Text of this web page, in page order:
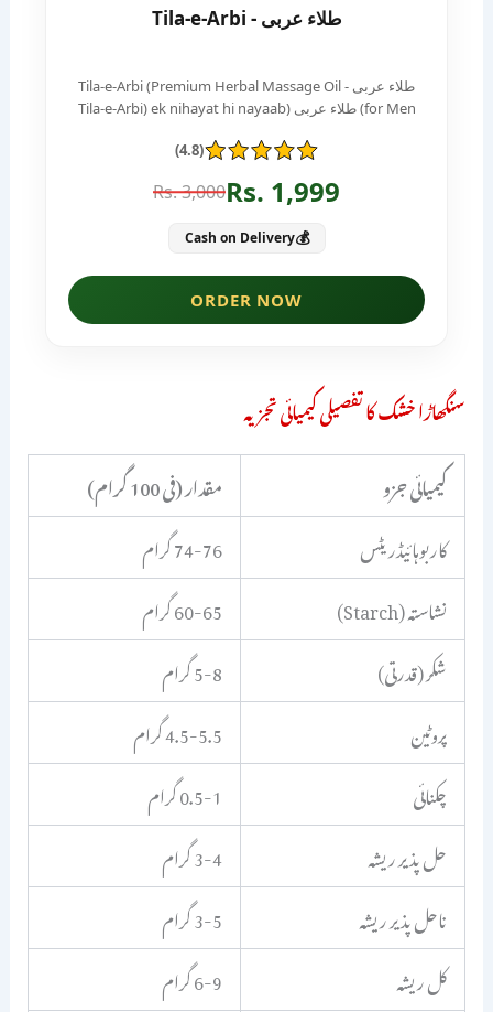
سنگھاڑا خشک کا تفصیلی کیمیائی تجزیہ
کیمیائی جزو
مقدار (فی 100 گرام)
کاربوہائیڈریٹس
74-76 گرام
نشاستہ (Starch)
60-65 گرام
شکر (قدرتی)
5-8 گرام
پروٹین
4.5-5.5 گرام
چکنائی
0.5-1 گرام
حل پذیر ریشہ
3-4 گرام
ناحل پذیر ریشہ
3-5 گرام
کل ریشہ
6-9 گرام